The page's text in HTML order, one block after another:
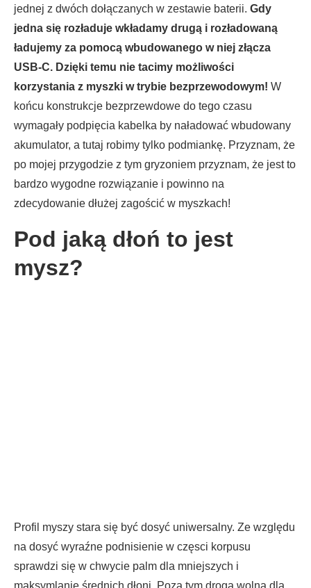
jednej z dwóch dołączanych w zestawie baterii. Gdy
jedna się rozładuje wkładamy drugą i rozładowaną
ładujemy za pomocą wbudowanego w niej złącza
USB-C. Dzięki temu nie tacimy możliwości
korzystania z myszki w trybie bezprzewodowym! W
końcu konstrukcje bezprzewdowe do tego czasu
wymagały podpięcia kabelka by naładować wbudowany
akumulator, a tutaj robimy tylko podmiankę. Przyznam, że
po mojej przygodzie z tym gryzoniem przyznam, że jest to
bardzo wygodne rozwiązanie i powinno na
zdecydowanie dłużej zagościć w myszkach!
Pod jaką dłoń to jest
mysz?
Profil myszy stara się być dosyć uniwersalny. Ze względu
na dosyć wyraźne podnisienie w częsci korpusu
sprawdzi się w chwycie palm dla mniejszych i